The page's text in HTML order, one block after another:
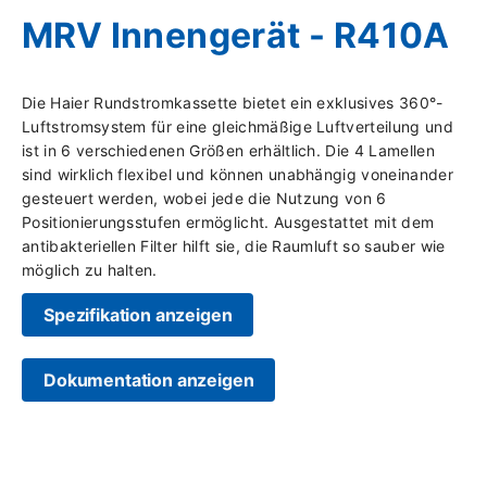
MRV Innengerät - R410A
Die Haier Rundstromkassette bietet ein exklusives 360°-
Luftstromsystem für eine gleichmäßige Luftverteilung und
ist in 6 verschiedenen Größen erhältlich. Die 4 Lamellen
sind wirklich flexibel und können unabhängig voneinander
gesteuert werden, wobei jede die Nutzung von 6
Positionierungsstufen ermöglicht. Ausgestattet mit dem
antibakteriellen Filter hilft sie, die Raumluft so sauber wie
möglich zu halten.
Spezifikation anzeigen
Dokumentation anzeigen